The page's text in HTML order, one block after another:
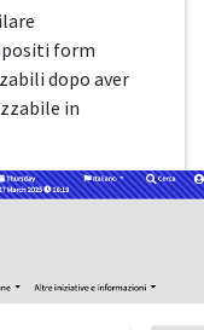
form
dopo aver
in